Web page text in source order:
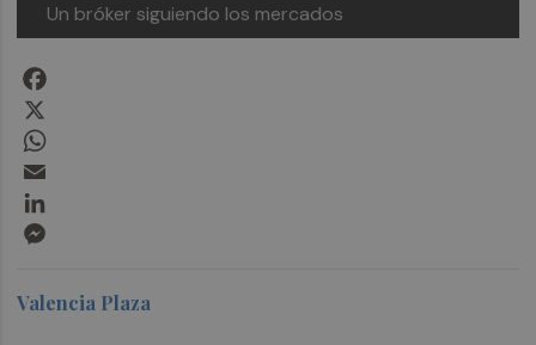
Un bróker siguiendo los mercados
Valencia Plaza